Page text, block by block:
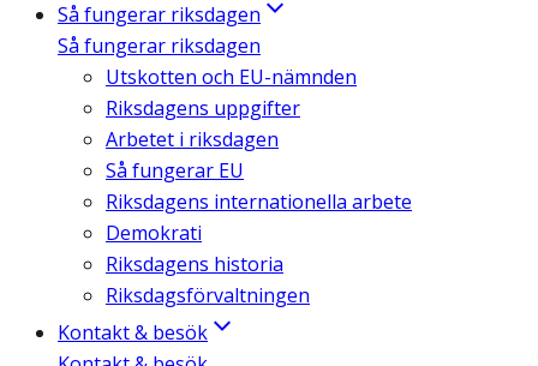
Så fungerar riksdagen
Så fungerar riksdagen
Utskotten och EU-nämnden
Riksdagens uppgifter
Arbetet i riksdagen
Så fungerar EU
Riksdagens internationella arbete
Demokrati
Riksdagens historia
Riksdagsförvaltningen
Kontakt & besök